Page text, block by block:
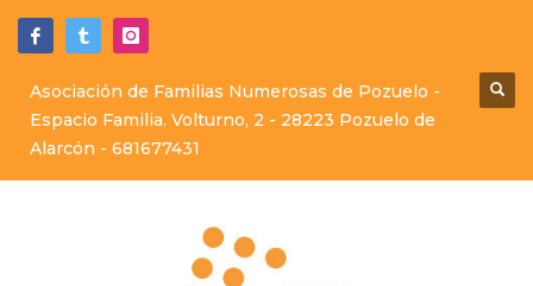
Asociación de Familias Numerosas de Pozuelo -
Espacio Familia. Volturno, 2 - 28223 Pozuelo de
Alarcón - 681677431